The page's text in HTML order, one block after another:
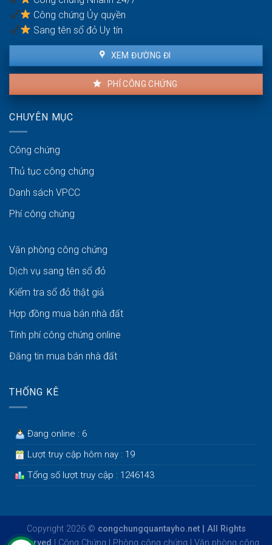
Công chứng Ủy quyền
Sang tên sổ đỏ Uy tín
XEM ĐƯỜNG ĐI
PHÍ CÔNG CHỨNG
CHUYÊN MỤC
Công chứng
Thủ tục công chứng
Danh sách VPCC
Phí công chứng
Văn phòng công chứng
Dịch vụ sang tên sổ đỏ
Kiểm tra sổ đỏ thật giả
Hợp đồng mua bán nhà đất
Tính phí công chứng online
Đăng tin mua bán nhà đất
THỐNG KÊ
Đang online : 6
Lượt truy cập hôm nay : 19
Tổng số lượt truy cập : 1246143
Copyright 2026 © congchungquantayho.net | All Rights
Reserved
Công Chứng Phòng công chứng Văn phòng công